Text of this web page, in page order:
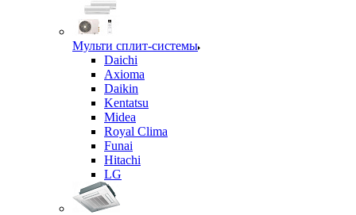
Мульти сплит-системы
Daichi
Axioma
Daikin
Kentatsu
Midea
Royal Clima
Funai
Hitachi
LG